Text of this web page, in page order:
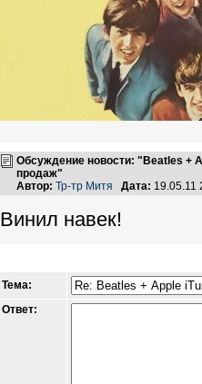
Обсуждение новости: "Beatles +
продаж"
Автор: Тр-тр Митя Дата:
Винил навек!
Тема:
Ответ: